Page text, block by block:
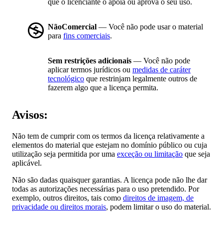
que o licenciante o apoia ou aprova o seu uso.
NãoComercial — Você não pode usar o material
para fins comerciais.
Sem restrições adicionais — Você não pode
aplicar termos jurídicos ou medidas de caráter
tecnológico que restrinjam legalmente outros de
fazerem algo que a licença permita.
Avisos:
Não tem de cumprir com os termos da licença relativamente a
elementos do material que estejam no domínio público ou cuja
utilização seja permitida por uma exceção ou limitação que seja
aplicável.
Não são dadas quaisquer garantias. A licença pode não lhe dar
todas as autorizações necessárias para o uso pretendido. Por
exemplo, outros direitos, tais como direitos de imagem, de
privacidade ou direitos morais, podem limitar o uso do material.